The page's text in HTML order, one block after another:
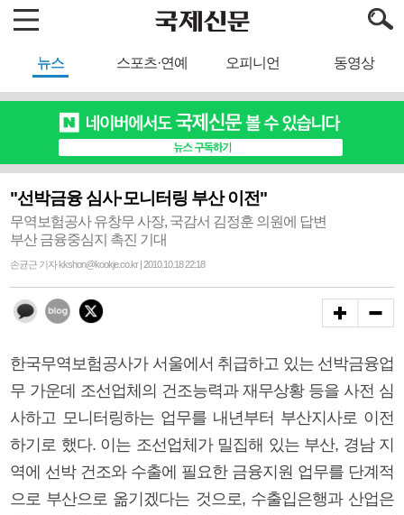
뉴스 스포츠·연예 오피니언 동영상
"선박금융 심사·모니터링 부산 이전"
무역보험공사 유창무 사장, 국감서 김정훈 의원에 답변
부산 금융중심지 촉진 기대
손균근 기자 kkshon@kookje.co.kr | 2010.10.18 22:18
한국무역보험공사가 서울에서 취급하고 있는 선박금융업
무 가운데 조선업체의 건조능력과 재무상황 등을 사전 심
사하고 모니터링하는 업무를 내년부터 부산지사로 이전
하기로 했다. 이는 조선업체가 밀집해 있는 부산, 경남 지
역에 선박 건조와 수출에 필요한 금융지원 업무를 단계적
으로 부산으로 옮기겠다는 것으로, 수출입은행과 산업은